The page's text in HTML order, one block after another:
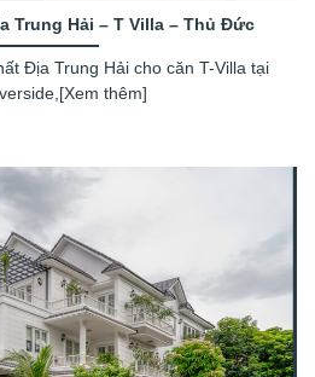
Trung Hải – T Villa – Thủ Đức
Địa Trung Hải cho căn T-Villa tại
thêm]